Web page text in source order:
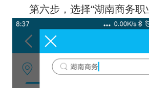
第六步，选择“湖南商务职